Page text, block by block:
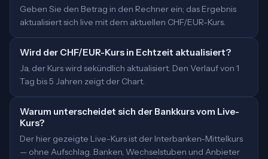
Geben Sie den Betrag in den Rechner ein; das Ergebnis
aktualisiert sich live mit dem aktuellen CHF/EUR-Kurs.
Wird der CHF/EUR-Kurs in Echtzeit aktualisiert?
Ja, der Kurs wird sekündlich aktualisiert. Den Verlauf von 1
Tag bis 5 Jahren zeigt der Chart.
Warum unterscheidet sich der Bankkurs vom Live-
Kurs?
Der hier gezeigte Live-Kurs ist der Interbanken-Mittelkurs
— ohne Aufschlag. Banken, Wechselstuben und Anbieter